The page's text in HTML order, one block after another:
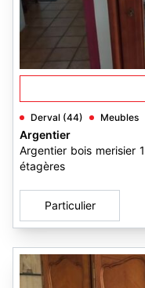
Derval (44) Meubles
Argentier
Argentier bois merisier
étagères
Particulier